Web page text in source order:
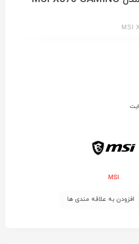
MSI
MSI
افزودن به علاقه مندی ها